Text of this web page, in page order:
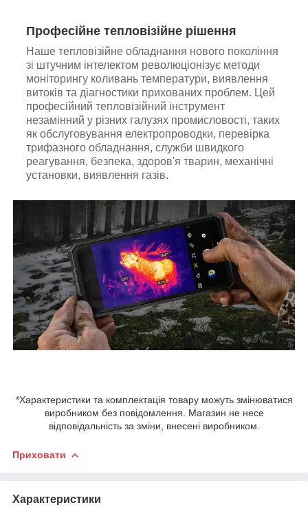
Професійне тепловізійне рішення
Наше тепловізійне обладнання нового покоління
зі штучним інтелектом революціонізує методи
моніторингу коливань температури, виявлення
витоків та діагностики прихованих проблем. Цей
професійний тепловізійний інструмент
незамінний у різних галузях промисловості, таких
як обслуговування електропроводки, перевірка
трифазного обладнання, служби швидкого
реагування, безпека, здоров'я тварин, механічні
установки, виявлення газів.
*Характеристики та комплектація товару можуть змінюватися
виробником без повідомлення. Магазин не несе
відповідальність за зміни, внесені виробником.
Приховати
Характеристики